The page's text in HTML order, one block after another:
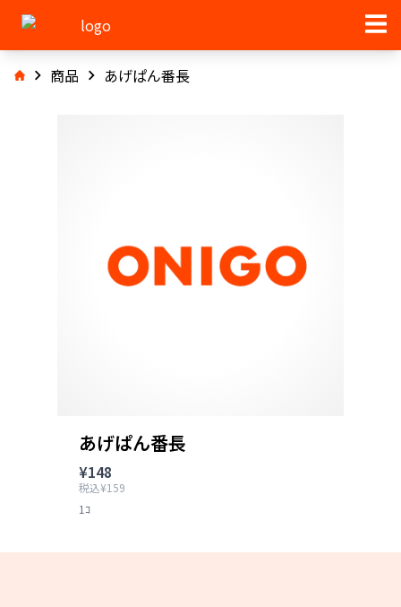
商品 あげぱん番長
あげぱん番長
¥148
税込¥159
1ｺ